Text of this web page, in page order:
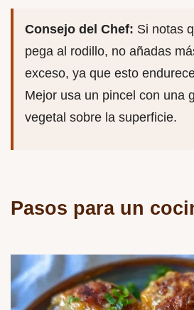
Consejo del Chef: Si notas
pega al rodillo, no añadas
exceso, ya que esto
Mejor usa un pincel con una
vegetal sobre la superficie.
Pasos para un